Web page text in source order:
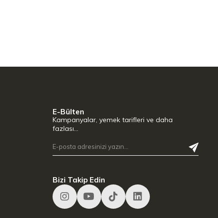
E-Bülten
Kampanyalar, yemek tarifleri ve daha
fazlası…
Bizi Takip Edin